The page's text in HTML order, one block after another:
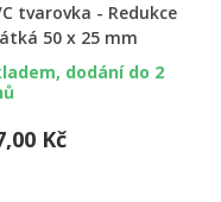
tvarovka - Redukce
50 x 25 mm
dodání do 2
Kč